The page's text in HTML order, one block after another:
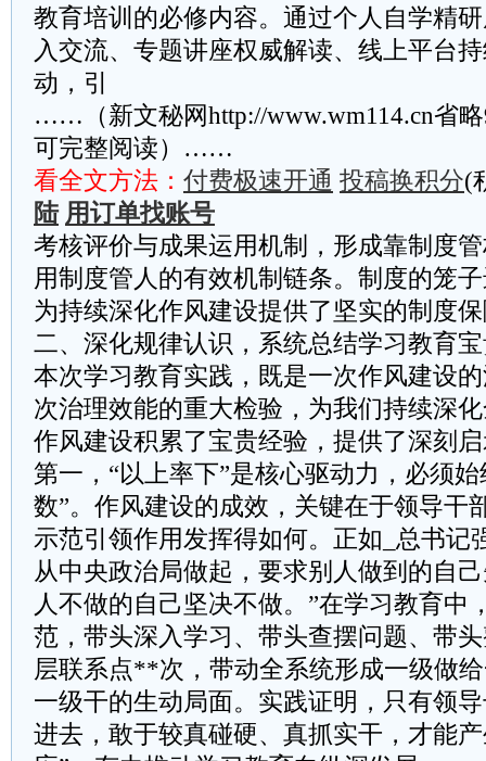
教育培训的必修内容。通过个人自学精
入交流、专题讲座权威解读、线上平台
动，引
……（新文秘网http://www.wm114.cn省
可完整阅读）……
看全文方法： 付费极速开通 投稿换积分(
陆 用订单找账号
考核评价与成果运用机制，形成靠制度
用制度管人的有效机制链条。制度的笼
为持续深化作风建设提供了坚实的制度
二、深化规律认识，系统总结学习教育
本次学习教育实践，既是一次作风建设
次治理效能的重大检验，为我们持续深
作风建设积累了宝贵经验，提供了深刻
第一，“以上率下”是核心驱动力，必须
数”。作风建设的成效，关键在于领导干
示范引领作用发挥得如何。正如_总书记
从中央政治局做起，要求别人做到的自
人不做的自己坚决不做。”在学习教育中
范，带头深入学习、带头查摆问题、带
层联系点**次，带动全系统形成一级做
一级干的生动局面。实践证明，只有领
进去，敢于较真碰硬、真抓实干，才能